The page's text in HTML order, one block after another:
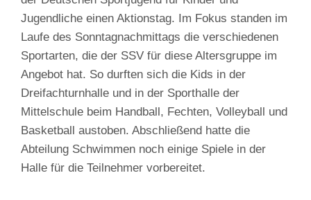
Jugendliche einen Aktionstag. Im Fokus standen im
Laufe des Sonntagnachmittags die verschiedenen
Sportarten, die der SSV für diese Altersgruppe im
Angebot hat. So durften sich die Kids in der
Dreifachturnhalle und in der Sporthalle der
Mittelschule beim Handball, Fechten, Volleyball und
Basketball austoben. Abschließend hatte die
Abteilung Schwimmen noch einige Spiele in der
Halle für die Teilnehmer vorbereitet.